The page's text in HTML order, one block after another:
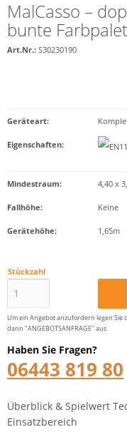
MalCasso –
bunte
Art.Nr.: S30230190
Geräteart:
Eigenschaften:
Mindestraum: 4,40 x
Fallhöhe: Keine
Gerätehöhe: 1,65m
Stückzahl
Um ein Angebot anzufordern legen
dann "ANGEBOTSANFRAGE" aus
Haben Sie Fragen?
06443 819 80
Überblick & Spielwert
Einsatzbereich